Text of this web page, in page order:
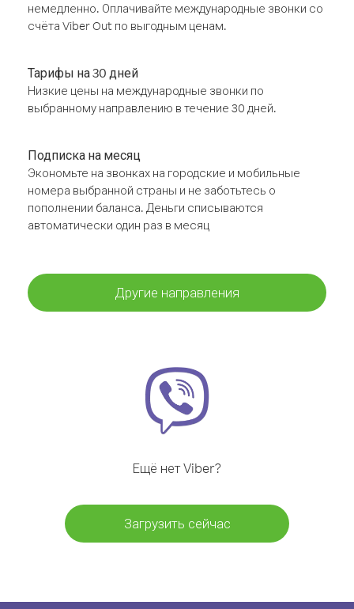
немедленно. Оплачивайте международные звонки со
счёта Viber Out по выгодным ценам.
Тарифы на 30 дней
Низкие цены на международные звонки по
выбранному направлению в течение 30 дней.
Подписка на месяц
Экономьте на звонках на городские и мобильные
номера выбранной страны и не заботьтесь о
пополнении баланса. Деньги списываются
автоматически один раз в месяц
Другие направления
Ещё нет Viber?
Загрузить сейчас